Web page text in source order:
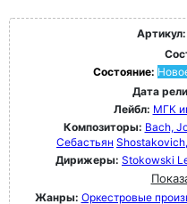
Артикул:
Состояние:
Дата
Лейбл: МГК
Композиторы: Bach,
Себастьян
Дирижеры: Stokowski
Жанры: Оркестровые